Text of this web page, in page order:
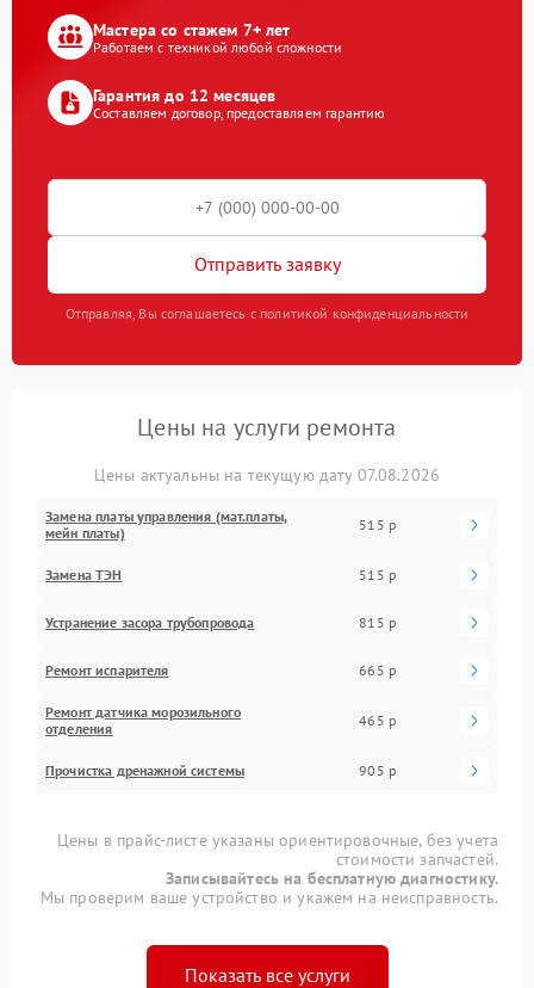
Мастера со стажем 7+ лет
Работаем с техникой любой сложности
Гарантия до 12 месяцев
Составляем договор, предоставляем гарантию
Отправить заявку
Отправляя, Вы соглашаетесь с политикой конфиденциальности
Цены на услуги ремонта
Цены актуальны на текущую дату 07.08.2026
Замена платы управления (мат.платы,
мейн платы)
515 р
Замена ТЭН 515 р
Устранение засора трубопровода 815 р
Ремонт испарителя 665 р
Ремонт датчика морозильного
отделения
465 р
Прочистка дренажной системы 905 р
Цены в прайс-листе указаны ориентировочные, без учета
стоимости запчастей.
Записывайтесь на бесплатную диагностику.
Мы проверим ваше устройство и укажем на неисправность.
Показать все услуги